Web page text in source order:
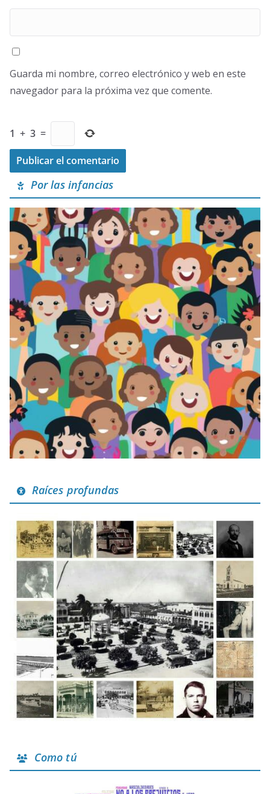
Guarda mi nombre, correo electrónico y web en este
navegador para la próxima vez que comente.
1 + 3 =
Por las infancias
Raíces profundas
Como tú